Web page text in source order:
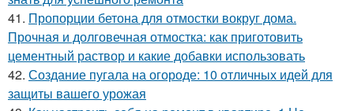
41. Пропорции бетона для отмостки вокруг дома.
Прочная и долговечная отмостка: как приготовить
цементный раствор и какие добавки использовать
42. Создание пугала на огороде: 10 отличных идей для
защиты вашего урожая